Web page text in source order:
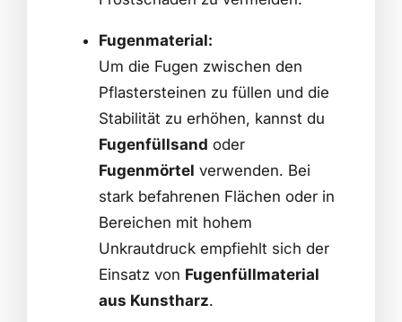
Fugenmaterial:
Um die Fugen zwischen den
Pflastersteinen zu füllen und die
Stabilität zu erhöhen, kannst du
Fugenfüllsand oder
Fugenmörtel verwenden. Bei
stark befahrenen Flächen oder in
Bereichen mit hohem
Unkrautdruck empfiehlt sich der
Einsatz von Fugenfüllmaterial
aus Kunstharz.